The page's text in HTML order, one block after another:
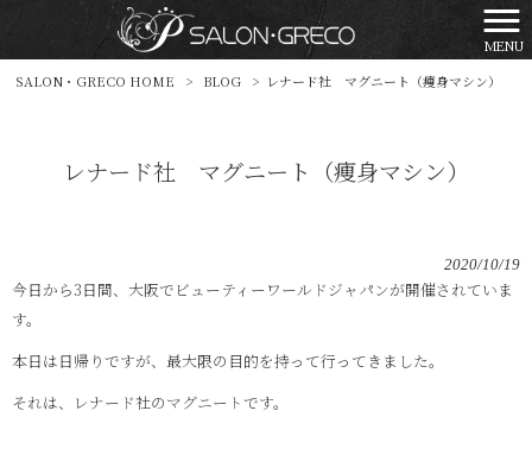
MENU
SALON・GRECO HOME > BLOG > レナード社 マグニート（痩身マシン）
レナード社 マグニート（痩身マシン）
2020/10/19
今日から3日間、大阪でビューティーワールドジャパンが開催されていま
す。
本日は日帰りですが、最大限の目的を持って行ってきました。
それは、レナード社のマグニートです。